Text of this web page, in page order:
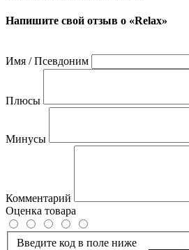
Напишите свой отзыв о «Relax»
Имя / Псевдоним
Плюсы
Минусы
Комментарий
Оценка товара
Введите код в поле ниже